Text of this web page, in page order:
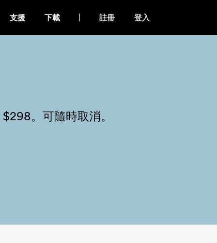
支援 下載 註冊 登入
。可隨時取消。